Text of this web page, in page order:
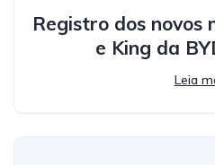
Registro dos novos
e King da
Leia